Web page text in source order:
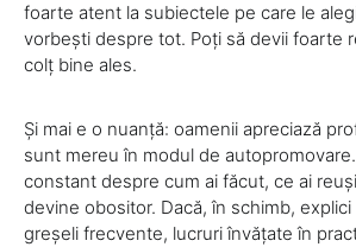
foarte atent la subiectele pe care le
vorbești despre tot. Poți să devii foarte
colț bine ales.
Și mai e o nuanță: oamenii apreciază
sunt mereu în modul de
constant despre cum ai făcut, ce ai
devine obositor. Dacă, în schimb,
greșeli frecvente, lucruri învățate în